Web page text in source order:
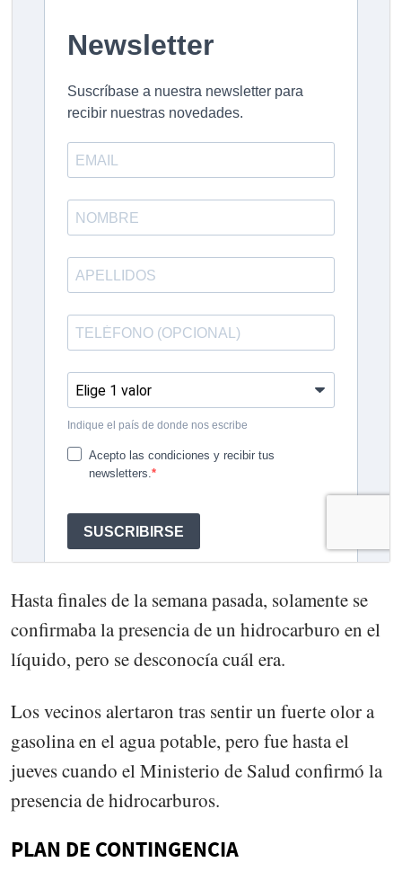
Hasta finales de la semana pasada, solamente se
confirmaba la presencia de un hidrocarburo en el
líquido, pero se desconocía cuál era.
Los vecinos alertaron tras sentir un fuerte olor a
gasolina en el agua potable, pero fue hasta el
jueves cuando el Ministerio de Salud confirmó la
presencia de hidrocarburos.
PLAN DE CONTINGENCIA